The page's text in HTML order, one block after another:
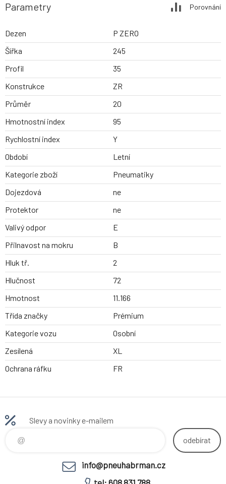
Parametry Porovnání
Dezen
P ZERO
Šířka
245
Profil
35
Konstrukce
ZR
Průměr
20
Hmotnostní index
95
Rychlostní index
Y
Období
Letní
Kategorie zboží
Pneumatiky
Dojezdová
ne
Protektor
ne
Valivý odpor
E
Přilnavost na mokru
B
Hluk tř.
2
Hlučnost
72
Hmotnost
11.166
Třída značky
Prémium
Kategorie vozu
Osobní
Zesílená
XL
Ochrana ráfku
FR
Slevy a novinky e-mailem
odebírat
info@pneuhabrman.cz